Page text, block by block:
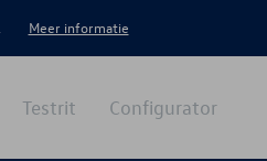
Meer informatie
Configurator
Testrit